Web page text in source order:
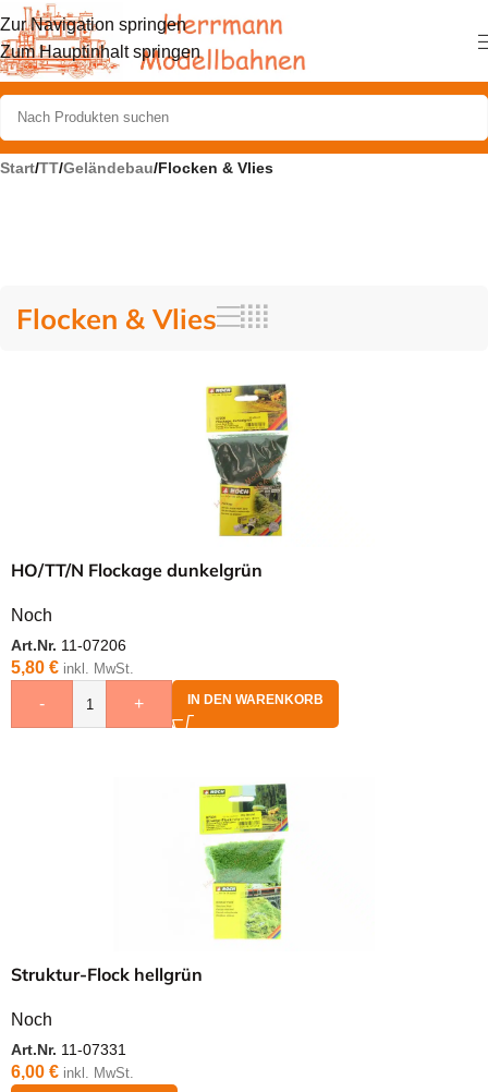
Zur Navigation springen
Zum Hauptinhalt springen
Start/TT/Geländebau/Flocken & Vlies
Flocken & Vlies
HO/TT/N Flockage dunkelgrün
Noch
Art.Nr. 11-07206
5,80 € inkl. MwSt.
- + IN DEN WARENKORB
Struktur-Flock hellgrün
Noch
Art.Nr. 11-07331
6,00 € inkl. MwSt.